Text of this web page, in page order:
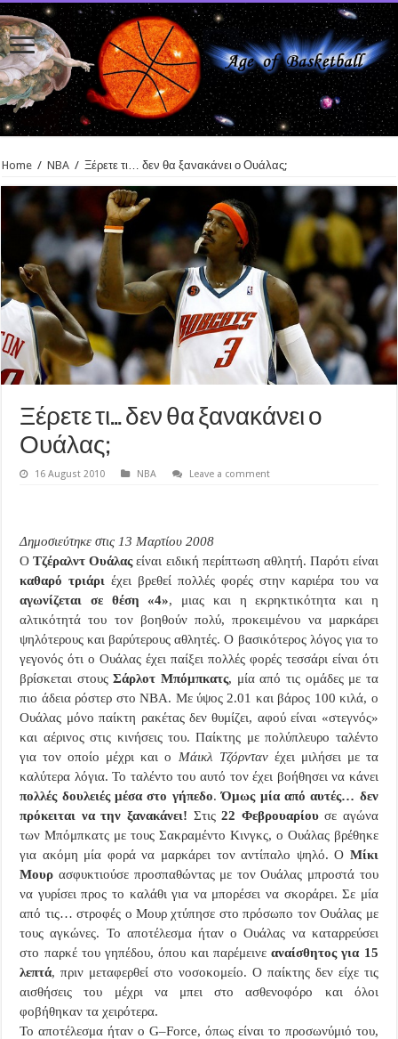
Home / NBA / Ξέρετε τι… δεν θα ξανακάνει ο Ουάλας;
Ξέρετε τι… δεν θα ξανακάνει ο
Ουάλας;
16 August 2010 NBA Leave a comment
Δημοσιεύτηκε στις 13 Μαρτίου 2008
Ο Τζέραλντ Ουάλαςείναι ειδική περίπτωση αθλητή. Παρότι είναι
καθαρό τριάρι έχει βρεθεί πολλές φορές στην καριέρα του να
αγωνίζεται σε θέση «4», μιας και η εκρηκτικότητα και η
αλτικότητά του τον βοηθούν πολύ, προκειμένου να μαρκάρει
ψηλότερους και βαρύτερους αθλητές. Ο βασικότερος λόγος για το
γεγονός ότι ο Ουάλας έχει παίξει πολλές φορές τεσσάρι είναι ότι
βρίσκεται στουςΣάρλοτ Μπόμπκατς, μία από τις ομάδες με τα
πιο άδεια ρόστερ στοNBA. Με ύψος 2.01 και βάρος 100 κιλά, ο
Ουάλας μόνο παίκτη ρακέτας δεν θυμίζει, αφού είναι «στεγνός»
και αέρινος στις κινήσεις του. Παίκτης με πολύπλευρο ταλέντο
για τον οποίο μέχρι και ο Μάικλ Τζόρντανέχει μιλήσει με τα
καλύτερα λόγια. Το ταλέντο του αυτό τον έχει βοήθησει να κάνει
πολλές δουλειές μέσα στο γήπεδο.Όμως μία από αυτές… δεν
πρόκειται να την ξανακάνει! Στις22 Φεβρουαρίουσε αγώνα
των Μπόμπκατς με τους Σακραμέντο Κινγκς, ο Ουάλας βρέθηκε
για ακόμη μία φορά να μαρκάρει τον αντίπαλο ψηλό. Ο Μίκι
Μουρ ασφυκτιούσε προσπαθώντας με τον Ουάλας μπροστά του
να γυρίσει προς το καλάθι για να μπορέσει να σκοράρει. Σε μία
από τις… στροφές ο Μουρ χτύπησε στο πρόσωπο τον Ουάλας με
τους αγκώνες. Το αποτέλεσμα ήταν ο Ουάλας να καταρρεύσει
στο παρκέ του γηπέδου, όπου και παρέμεινεαναίσθητος για 15
λεπτά, πριν μεταφερθεί στο νοσοκομείο. Ο παίκτης δεν είχε τις
αισθήσεις του μέχρι να μπει στο ασθενοφόρο και όλοι
φοβήθηκαν τα χειρότερα.
Το αποτέλεσμα ήταν οG–Force, όπως είναι το προσωνύμιό του,